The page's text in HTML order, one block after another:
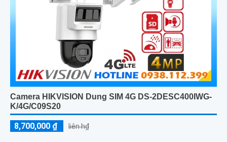
Camera HIKVISION Dung SIM 4G DS-2DESC400IWG-
K/4G/C09S20
8,700,000 ₫ liên h₫